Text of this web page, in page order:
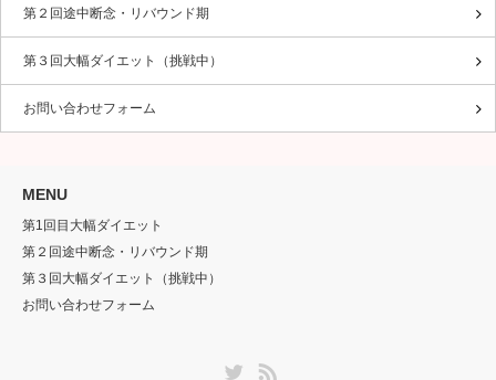
第２回途中断念・リバウンド期
第３回大幅ダイエット（挑戦中）
お問い合わせフォーム
MENU
第1回目大幅ダイエット
第２回途中断念・リバウンド期
第３回大幅ダイエット（挑戦中）
お問い合わせフォーム